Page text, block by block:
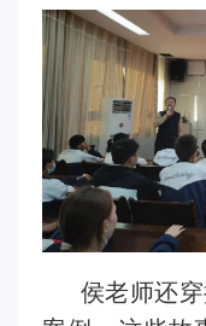
侯老师还